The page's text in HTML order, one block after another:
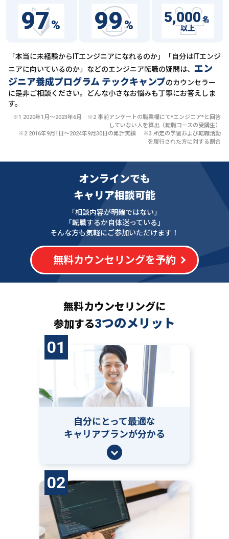
97% 99% 5,000 名
以上
「本当に未経験からITエンジニアになれるのか」「自分はITエンジ
ニアに向いているのか」などのエンジニア転職の疑問は、 エン
ジニア養成プログラム テックキャンプのカウンセラー
に是非ご相談ください。どんな小さなお悩みも丁寧にお答えしま
す。
※1 2020年1月〜2023年6月 ※2 事前アンケートの職業欄にて*エンジニア*と回答
していない人を算出（転職コースの受講生）
※2 2016年9月1日〜2024年9月30日の累計実績 ※3 所定の学習および転職活動
を履行された方に対する割合
オンラインでも
キャリア相談可能
「相談内容が明確ではない」
「転職するか自体迷っている」
そんな方も気軽にご参加いただけます！
無料カウンセリングを予約
無料カウンセリングに
参加する3つのメリット
01
自分にとって最適な
キャリアプランが分かる
02